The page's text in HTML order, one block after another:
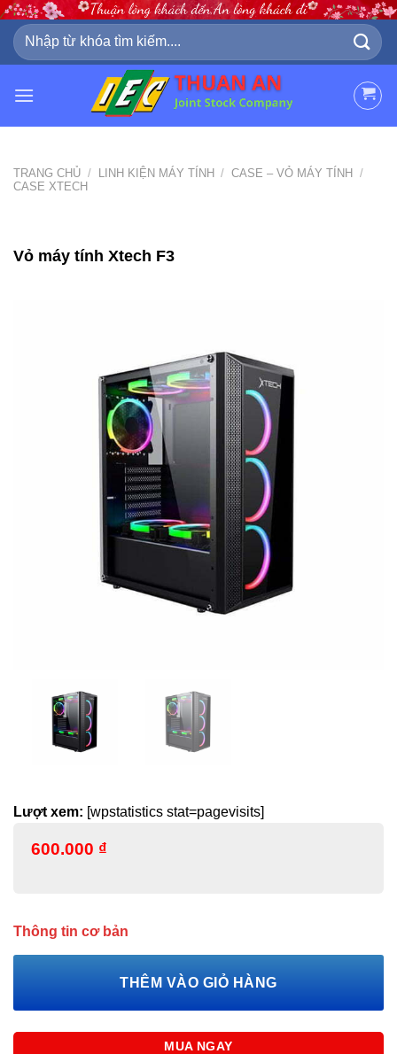
Skip
content
Tìm
kiếm:
TRANG CHỦ / LINH KIỆN MÁY TÍNH / CASE – VỎ MÁY TÍNH /
CASE XTECH
Vỏ máy tính Xtech F3
Lượt xem: [wpstatistics stat=pagevisits]
600.000 ₫
Thông tin cơ bản
THÊM VÀO GIỎ HÀNG
MUA NGAY